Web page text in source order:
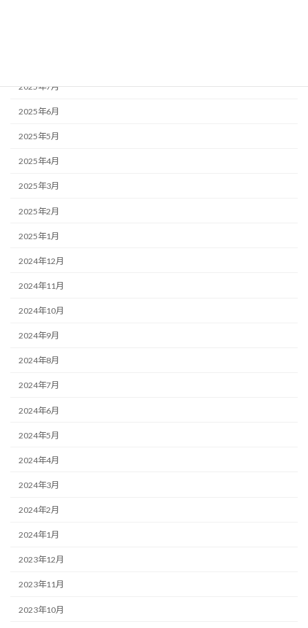
2025年7月
2025年6月
2025年5月
2025年4月
2025年3月
2025年2月
2025年1月
2024年12月
2024年11月
2024年10月
2024年9月
2024年8月
2024年7月
2024年6月
2024年5月
2024年4月
2024年3月
2024年2月
2024年1月
2023年12月
2023年11月
2023年10月